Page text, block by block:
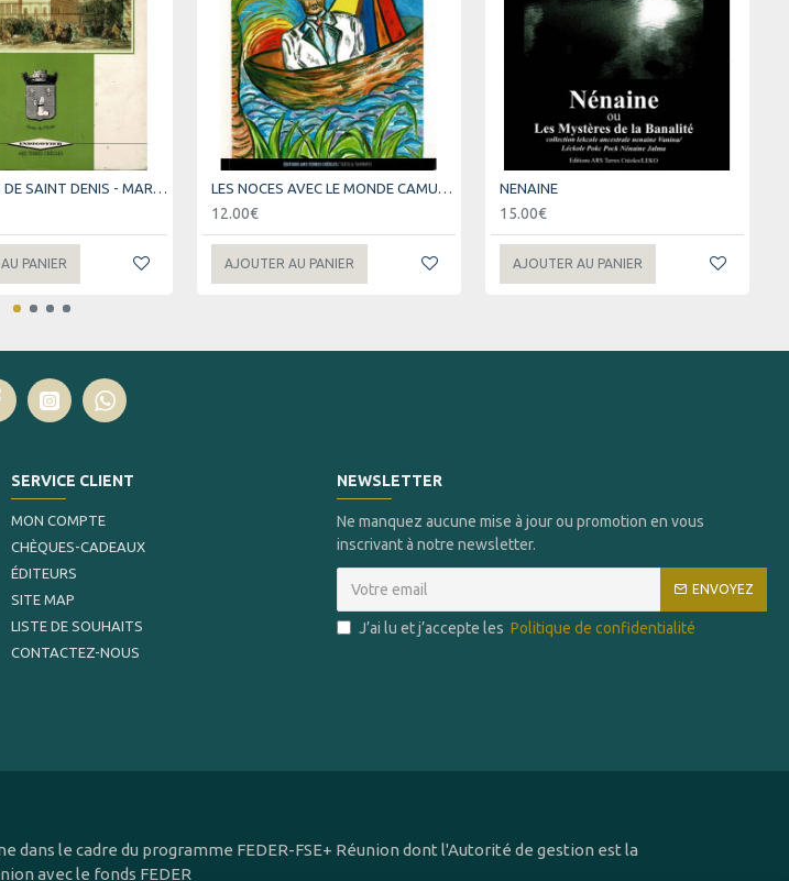
PANIER
12.00€
AJOUTER AU PANIER
NENAINE
15.00€
AJOUTER AU PANIER
SERVICE CLIENT
MON COMPTE
CHÈQUES-CADEAUX
ÉDITEURS
SITE MAP
LISTE DE SOUHAITS
CONTACTEZ-NOUS
NEWSLETTER
Ne manquez aucune mise à jour ou promotion en vous
inscrivant à notre newsletter.
ENVOYEZ
J’ai lu et j’accepte les Politique de confidentialité
dans le cadre du programme FEDER-FSE+ Réunion dont l'Autorité de gestion est la
avec le fonds FEDER